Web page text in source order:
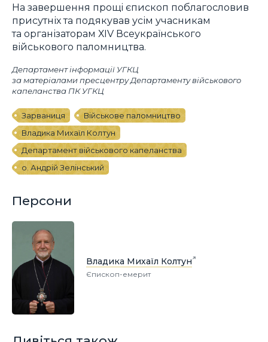
На завершення прощі єпископ поблагословив
присутніх та подякував усім учасникам
та організаторам ХІV Всеукраїнського
військового паломництва.
Департамент інформації УГКЦ
за матеріалами пресцентру Департаменту військового
капеланства ПК УГКЦ
Зарваниця
Військове паломництво
Владика Михаїл Колтун
Департамент військового капеланства
о. Андрій Зелінський
Персони
Владика Михаїл Колтун
Єпископ-емерит